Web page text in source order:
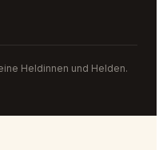
Heldinnen und Helden.